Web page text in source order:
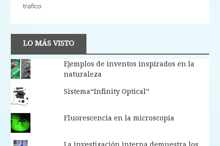
trafico
LO MÁS VISTO
Ejemplos de inventos inspirados en la
naturaleza
Sistema“Infinity Optical”
Fluorescencia en la microscopia
La investigación interna demuestra los